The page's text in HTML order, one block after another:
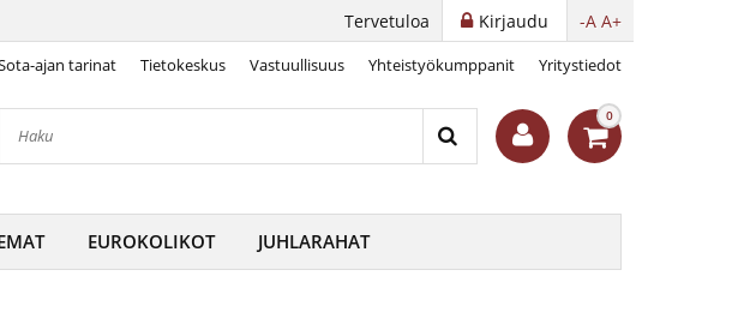
-A A+
Kirjaudu
Tervetuloa
ajan tarinat Tietokeskus Vastuullisuus Yhteistyökumppanit Yritystiedot
0
EUROKOLIKOT JUHLARAHAT